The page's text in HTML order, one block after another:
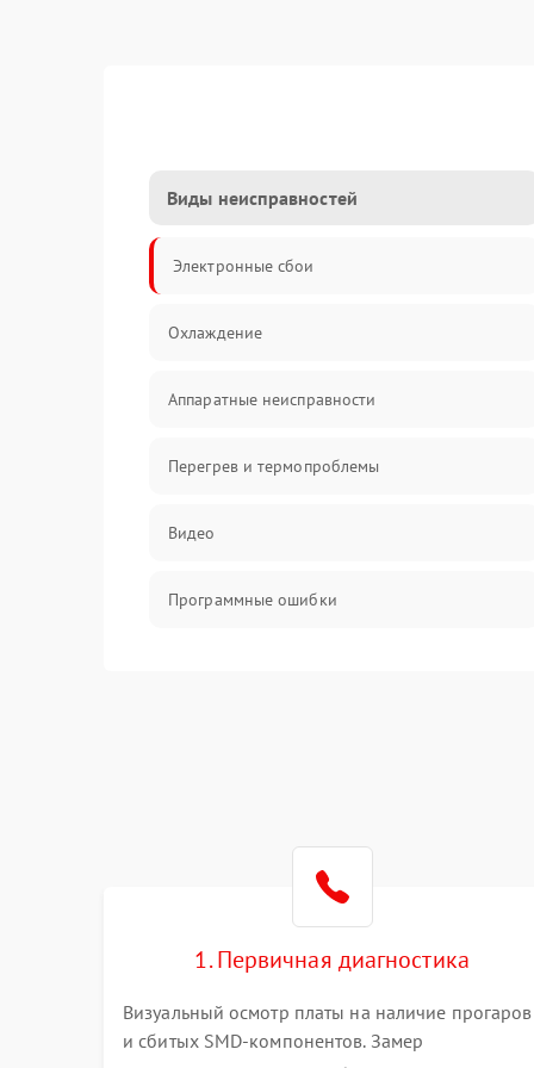
Виды неисправностей
Электронные сбои
Охлаждение
Аппаратные неисправности
Перегрев и термопроблемы
Видео
Программные ошибки
Электронные компоненты
Интерфейсы
1. Первичная диагностика
Визуальный осмотр платы на наличие прогаров
и сбитых SMD-компонентов. Замер